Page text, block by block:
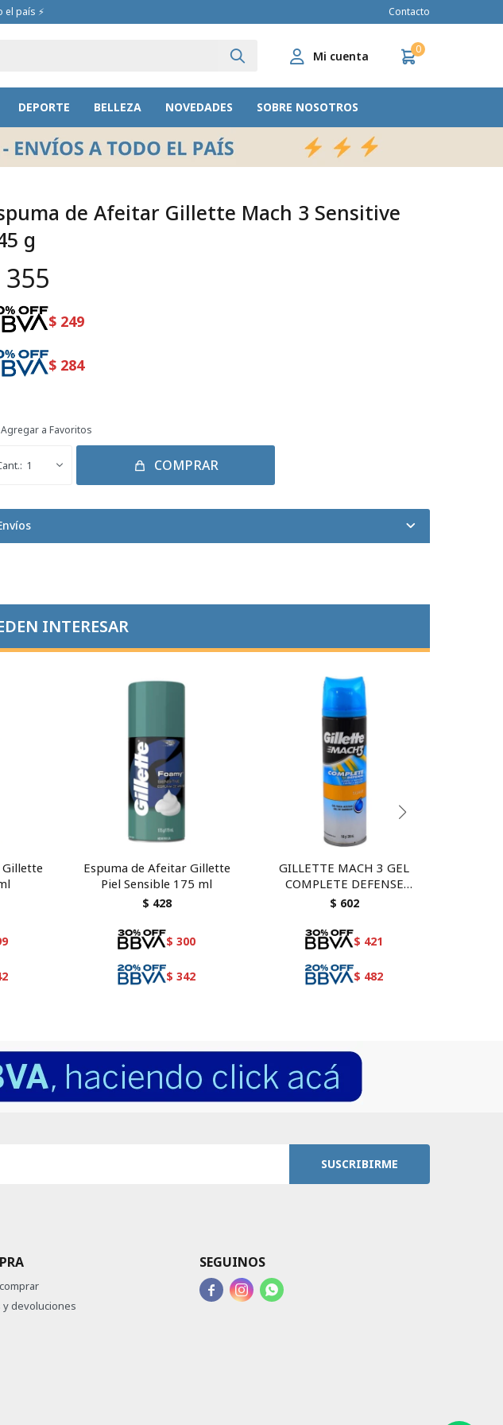
DEPORTE BELLEZA NOVEDADES SOBRE NOSOTROS
0
el país ⚡ Contacto
de Afeitar Gillette Mach 3 Sensitive
g
355
$ 249
$ 284
1 COMPRAR
INTERESAR
Espuma de Afeitar Gillette
Piel Sensible 175 ml
$ 428
$ 300
$ 342
GILLETTE MACH 3 GEL
COMPLETE DEFENSE
SUAVE 200 ml
$ 602
$ 421
$ 482
SUSCRIBIRME
y devoluciones
SEGUINOS
  